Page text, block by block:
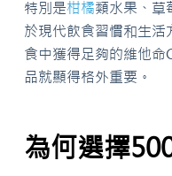
特別是柑橘類水果、草
於現代飲食習慣和生
食中獲得足夠的維他
品就顯得格外重要。
為何選擇